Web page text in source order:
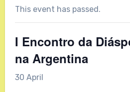
This event has passed.
I Encontro da
na Argentina
30 April